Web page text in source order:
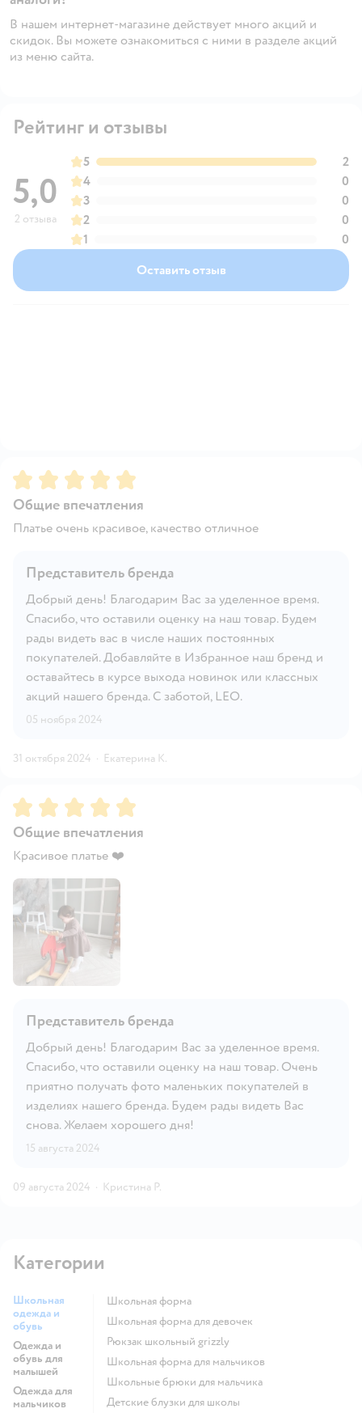
В нашем интернет-магазине действует много акций и
скидок. Вы можете ознакомиться с ними в разделе акций
из меню сайта.
Рейтинг и отзывы
5,0
2 отзыва
5
2
4
0
3
0
2
0
1
0
Оставить отзыв
Рейтинг:5
Общие впечатления
Платье очень красивое, качество отличное
Представитель бренда
Добрый день! Благодарим Вас за уделенное время.
Спасибо, что оставили оценку на наш товар. Будем
рады видеть вас в числе наших постоянных
покупателей. Добавляйте в Избранное наш бренд и
оставайтесь в курсе выхода новинок или классных
акций нашего бренда. С заботой, LEO.
05 ноября 2024
31 октября 2024 · Екатерина К.
Рейтинг:5
Общие впечатления
Красивое платье ❤️
Представитель бренда
Добрый день! Благодарим Вас за уделенное время.
Спасибо, что оставили оценку на наш товар. Очень
приятно получать фото маленьких покупателей в
изделиях нашего бренда. Будем рады видеть Вас
снова. Желаем хорошего дня!
15 августа 2024
09 августа 2024 · Кристина Р.
Категории
Школьная
одежда и
обувь
Одежда и
обувь для
малышей
Одежда для
мальчиков
Школьная форма
Школьная форма для девочек
Рюкзак школьный grizzly
Школьная форма для мальчиков
Школьные брюки для мальчика
Детские блузки для школы